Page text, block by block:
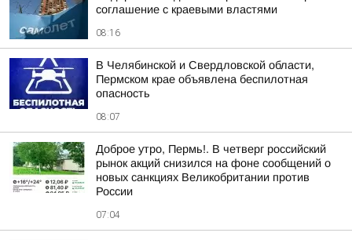
соглашение с краевыми властями
08:16
В Челябинской и Свердловской области,
Пермском крае объявлена беспилотная
опасность
08:07
Доброе утро, Пермь!. В четверг российский
рынок акций снизился на фоне сообщений о
новых санкциях Великобритании против
России
07:04